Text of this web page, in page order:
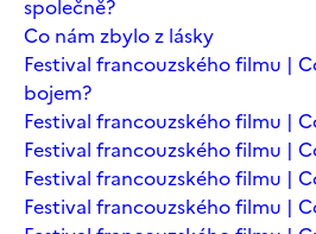
společně?
Co nám zbylo z lásky
Festival francouzského filmu |
bojem?
Festival francouzského filmu |
Festival francouzského filmu |
Festival francouzského filmu |
Festival francouzského filmu |